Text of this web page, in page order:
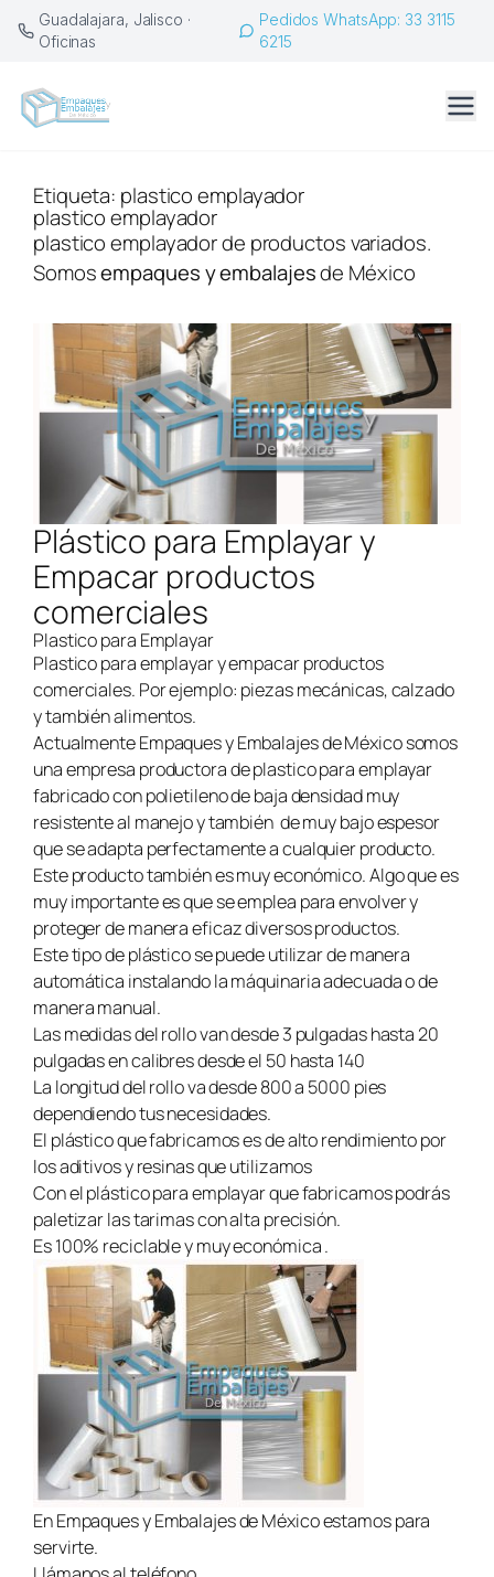
SaltarGuadalajara, Jalisco ·
Oficinas
Pedidos WhatsApp: 33 3115
6215
Etiqueta: plastico emplayador
plastico emplayador
plastico emplayador de productos variados.
Somosempaques y embalajesde México
Plástico para Emplayar y
Empacar productos
comerciales
Plastico para Emplayar
Plastico para emplayar y empacar productos
comerciales. Por ejemplo: piezas mecánicas, calzado
y también alimentos.
Actualmente Empaques y Embalajes de México somos
una empresa productora de plastico para emplayar
fabricado con polietileno de baja densidad muy
resistente al manejo y también de muy bajo espesor
que se adapta perfectamente a cualquier producto.
Este producto también es muy económico. Algo que es
muy importante es que se emplea para envolver y
proteger de manera eficaz diversos productos.
Este tipo de plástico se puede utilizar de manera
automática instalando la máquinaria adecuada o de
manera manual.
Las medidas del rollo van desde 3 pulgadas hasta 20
pulgadas en calibres desde el 50 hasta 140
La longitud del rollo va desde 800 a 5000 pies
dependiendo tus necesidades.
El plástico que fabricamos es de alto rendimiento por
los aditivos y resinas que utilizamos
Con el plástico para emplayar que fabricamos podrás
paletizar las tarimas con alta precisión.
Es 100% reciclable y muy económica .
En Empaques y Embalajes de México estamos para
servirte.